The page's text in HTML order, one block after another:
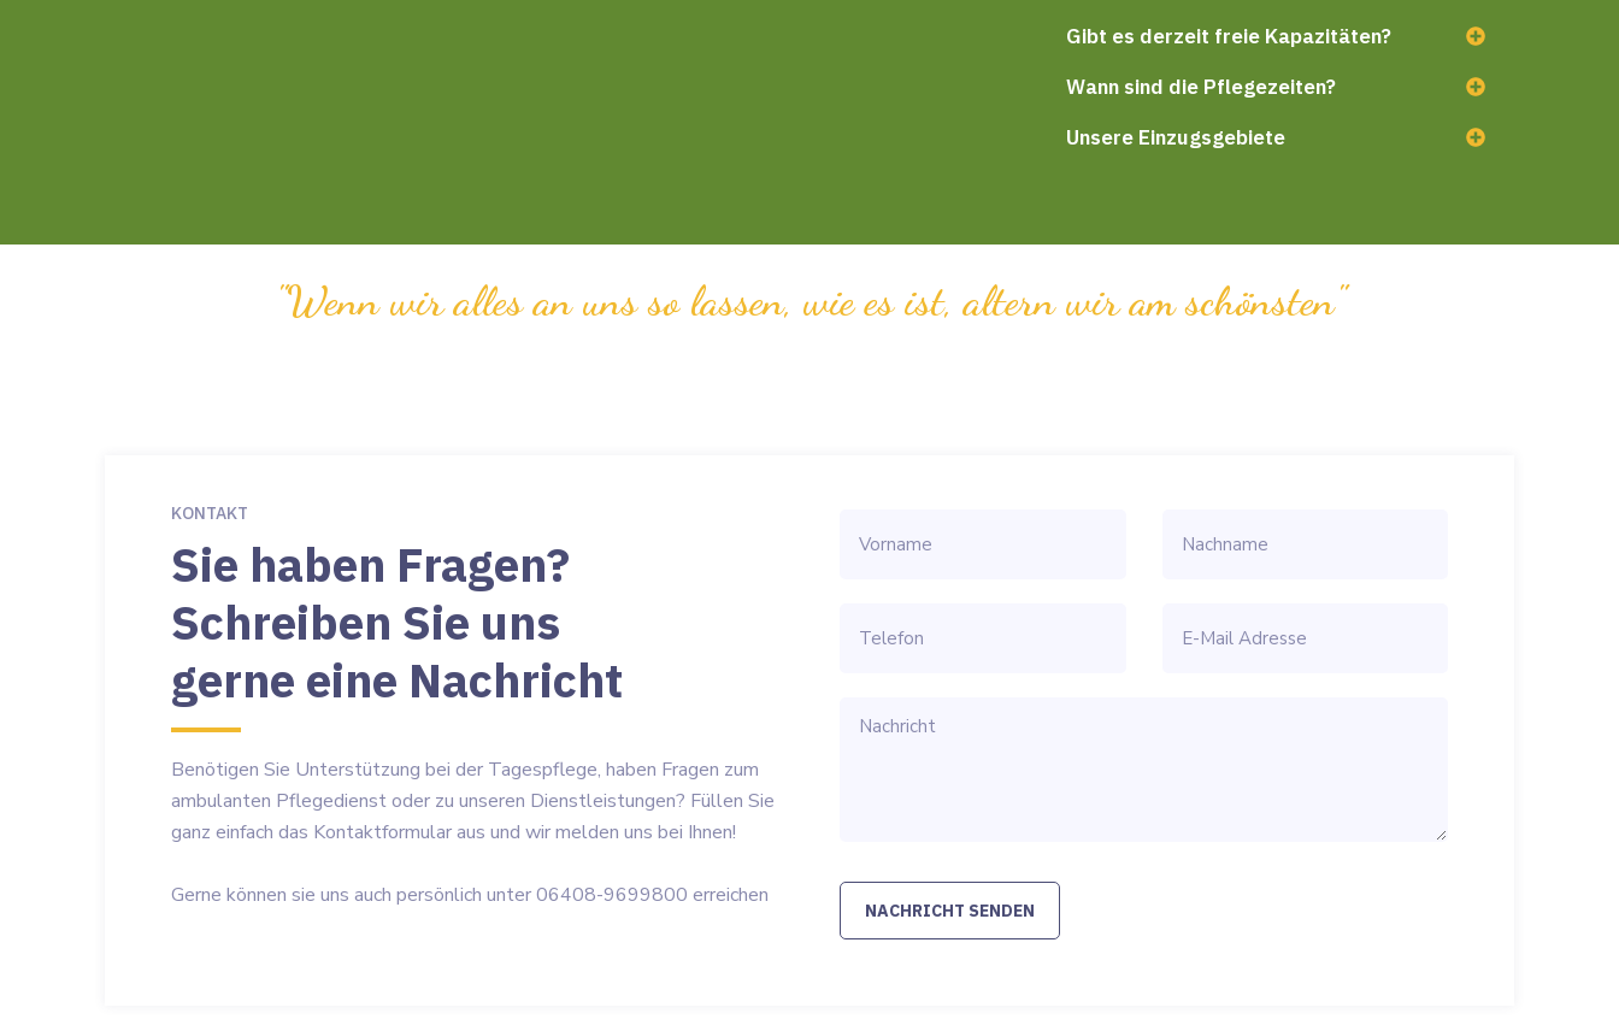
Gibt es derzeit freie Kapazitäten?
Wann sind die Pflegezeiten?
Unsere Einzugsgebiete
"Wenn wir alles an uns so lassen, wie es ist, altern wir am schönsten"
KONTAKT
Sie haben Fragen?
Schreiben Sie uns
gerne eine Nachricht
Benötigen Sie Unterstützung bei der Tagespflege, haben Fragen zum
ambulanten Pflegedienst oder zu unseren Dienstleistungen? Füllen Sie
ganz einfach das Kontaktformular aus und wir melden uns bei Ihnen!
Gerne können sie uns auch persönlich unter 06408-9699800 erreichen